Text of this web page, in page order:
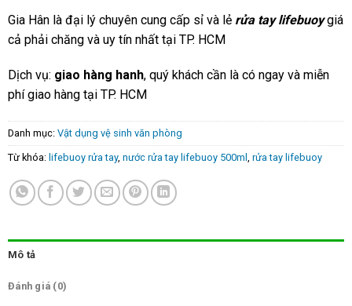
Gia Hân là đại lý chuyên cung cấp sỉ và lẻ rửa tay lifebuoygiá
cả phải chăng và uy tín nhất tại TP. HCM
Dịch vụ: giao hàng hanh, quý khách cần là có ngay và miễn
phí giao hàng tại TP. HCM
Danh mục: Vật dụng vệ sinh văn phòng
Từ khóa: lifebuoy rửa tay, nước rửa tay lifebuoy 500ml , rửa tay lifebuoy
Mô tả
Đánh giá (0)